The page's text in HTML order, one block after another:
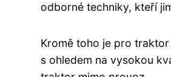
odborné techniky, kteří
Kromě toho je pro
s ohledem na vysokou